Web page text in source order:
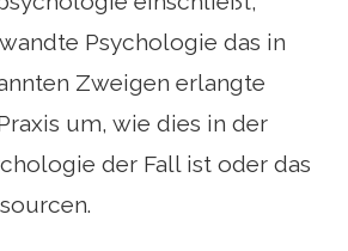
Psychologie das in
Zweigen erlangte
um, wie dies in der
der Fall ist oder das